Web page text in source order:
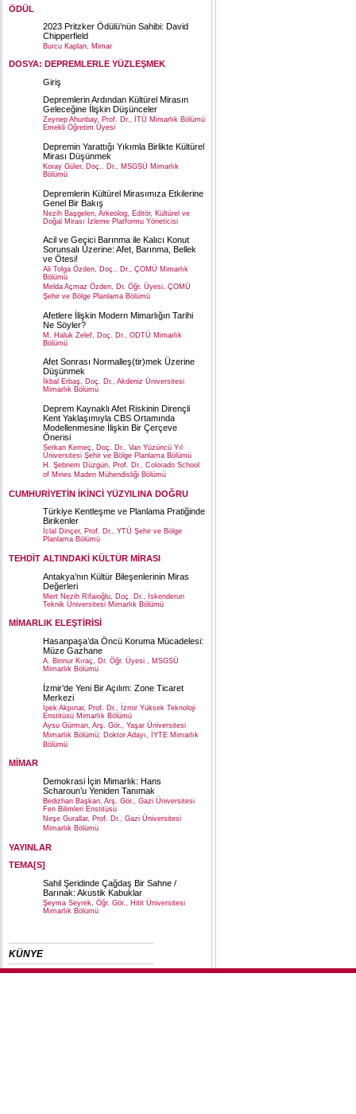
ÖDÜL
2023 Pritzker Ödülü’nün Sahibi: David
Chipperfield
Burcu Kaplan, Mimar
DOSYA: DEPREMLERLE YÜZLEŞMEK
Giriş
Depremlerin Ardından Kültürel Mirasın
Geleceğine İlişkin Düşünceler
Zeynep Ahunbay, Prof. Dr., İTÜ Mimarlık Bölümü
Emekli Öğretim Üyesi
Depremin Yarattığı Yıkımla Birlikte Kültürel
Mirası Düşünmek
Koray Güler, Doç.. Dr., MSGSÜ Mimarlık
Bölümü
Depremlerin Kültürel Mirasımıza Etkilerine
Genel Bir Bakış
Nezih Başgelen, Arkeolog, Editör, Kültürel ve
Doğal Mirası İzleme Platformu Yöneticisi
Acil ve Geçici Barınma ile Kalıcı Konut
Sorunsalı Üzerine: Afet, Barınma, Bellek
ve Ötesi!
Ali Tolga Özden, Doç.. Dr., ÇOMÜ Mimarlık
Bölümü
Melda Açmaz Özden, Dr. Öğr. Üyesi, ÇOMÜ
Şehir ve Bölge Planlama Bölümü
Afetlere İlişkin Modern Mimarlığın Tarihi
Ne Söyler?
M. Haluk Zelef, Doç. Dr., ODTÜ Mimarlık
Bölümü
Afet Sonrası Normalleş(tir)mek Üzerine
Düşünmek
İkbal Erbaş, Doç. Dr., Akdeniz Üniversitesi
Mimarlık Bölümü
Deprem Kaynaklı Afet Riskinin Dirençli
Kent Yaklaşımıyla CBS Ortamında
Modellenmesine İlişkin Bir Çerçeve
Önerisi
Serkan Kemeç, Doç. Dr., Van Yüzüncü Yıl
Üniversitesi Şehir ve Bölge Planlama Bölümü
H. Şebnem Düzgün, Prof. Dr., Colorado School
of Mines Maden Mühendisliği Bölümü
CUMHURİYETİN İKİNCİ YÜZYILINA DOĞRU
Türkiye Kentleşme ve Planlama Pratiğinde
Birikenler
İclal Dinçer, Prof. Dr., YTÜ Şehir ve Bölge
Planlama Bölümü
TEHDİT ALTINDAKİ KÜLTÜR MİRASI
Antakya’nın Kültür Bileşenlerinin Miras
Değerleri
Mert Nezih Rifaioğlu, Doç. Dr., İskenderun
Teknik Üniversitesi Mimarlık Bölümü
MİMARLIK ELEŞTİRİSİ
Hasanpaşa’da Öncü Koruma Mücadelesi:
Müze Gazhane
A. Binnur Kıraç, Dr. Öğr. Üyesi., MSGSÜ
Mimarlık Bölümü
İzmir’de Yeni Bir Açılım: Zone Ticaret
Merkezi
İpek Akpınar, Prof. Dr., İzmir Yüksek Teknoloji
Enstitüsü Mimarlık Bölümü
Aysu Gürman, Arş. Gör., Yaşar Üniversitesi
Mimarlık Bölümü; Doktor Adayı, İYTE Mimarlık
Bölümü
MİMAR
Demokrasi İçin Mimarlık: Hans
Scharoun’u Yeniden Tanımak
Bedizhan Başkan, Arş. Gör., Gazi Üniversitesi
Fen Bilimleri Enstitüsü
Neşe Gurallar, Prof. Dr., Gazi Üniversitesi
Mimarlık Bölümü
YAYINLAR
TEMA[S]
Sahil Şeridinde Çağdaş Bir Sahne /
Barınak: Akustik Kabuklar
Şeyma Seyrek, Öğr. Gör., Hitit Üniversitesi
Mimarlık Bölümü
KÜNYE